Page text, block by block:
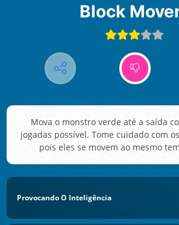
Block
Mova o monstro verde até a saída
jogadas possível. Tome cuidado com
pois eles se movem ao mesmo
Provocando O Inteligência